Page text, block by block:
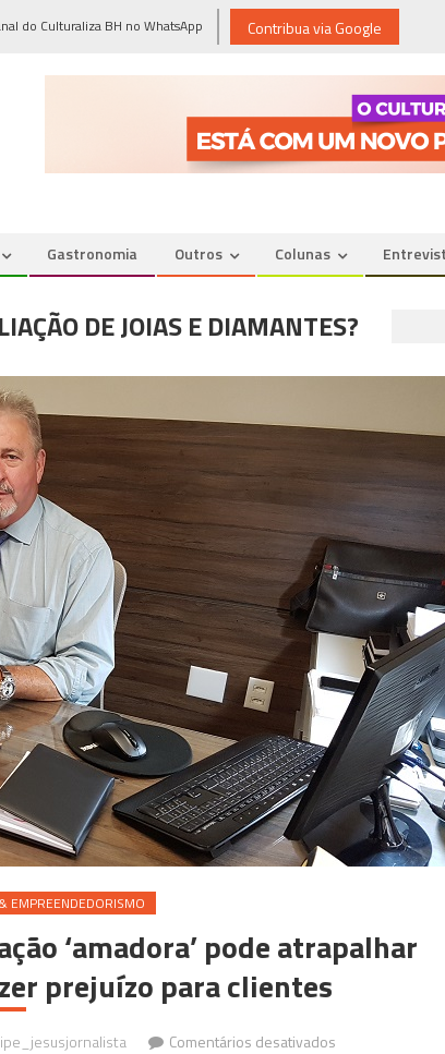
do Culturaliza BH no WhatsApp Contribua via Google
Gastronomia Outros Colunas
DE JOIAS E DIAMANTES?
EMPREENDEDORISMO
‘amadora’ pode atrapalhar
prejuízo para clientes
Comentários desativados